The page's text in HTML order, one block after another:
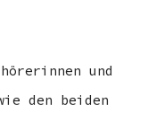
und
den beiden